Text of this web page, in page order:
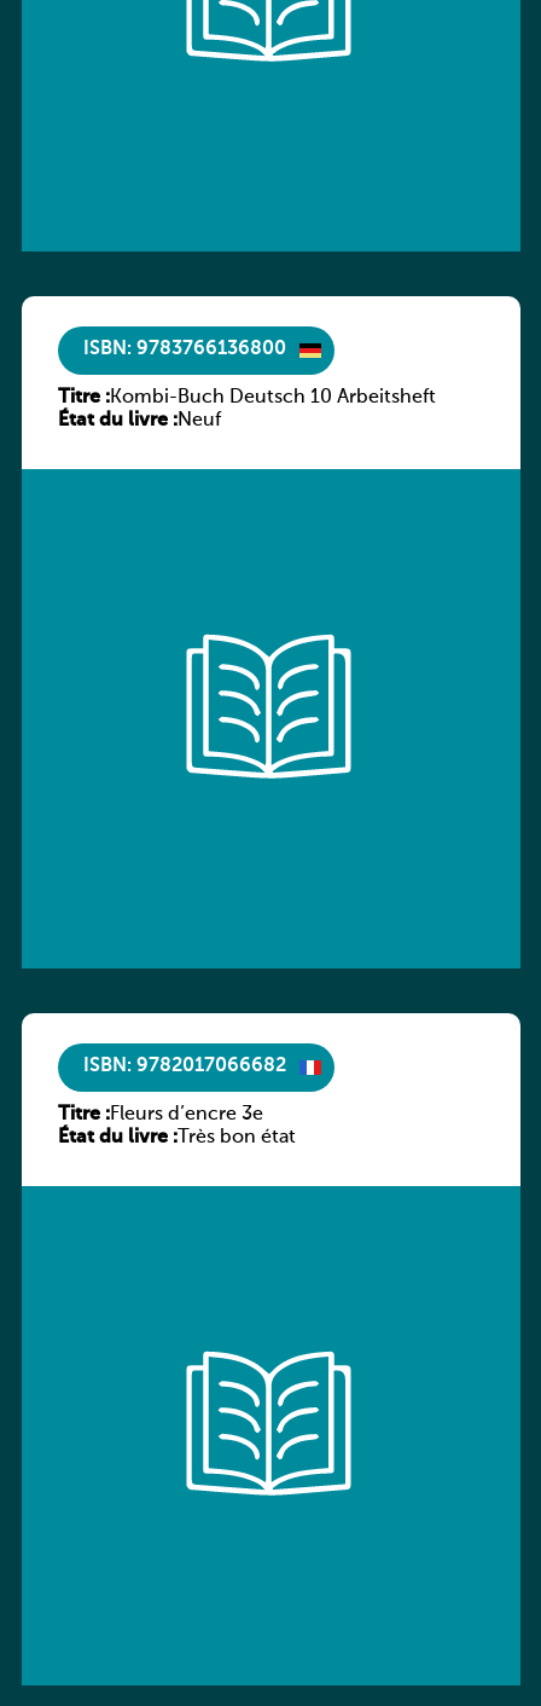
ISBN: 9783766136800
Titre :Kombi-Buch Deutsch 10 Arbeitsheft
État du livre :Neuf
ISBN: 9782017066682
Titre :Fleurs d’encre 3e
État du livre :Très bon état